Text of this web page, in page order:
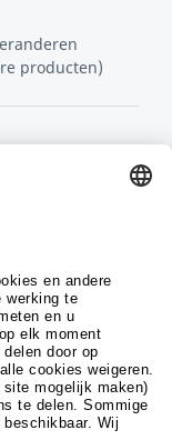
producten)
|Algemene
en